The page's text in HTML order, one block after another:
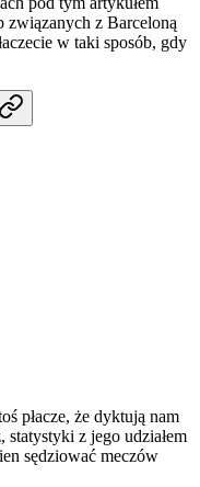
związanych z Barceloną
w taki sposób, gdy
płacze, że dyktują nam
statystyki z jego udziałem
sędziować meczów